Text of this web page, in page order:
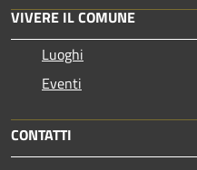
VIVERE IL COMUNE
Luoghi
Eventi
CONTATTI